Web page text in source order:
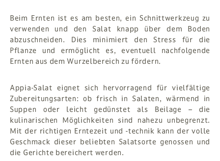
Beim Ernten ist es am besten, ein Schnittwerkzeug zu
verwenden und den Salat knapp über dem Boden
abzuschneiden. Dies minimiert den Stress für die
Pflanze und ermöglicht es, eventuell nachfolgende
Ernten aus dem Wurzelbereich zu fördern.
Appia-Salat eignet sich hervorragend für vielfältige
Zubereitungsarten: ob frisch in Salaten, wärmend in
Suppen oder leicht gedünstet als Beilage – die
kulinarischen Möglichkeiten sind nahezu unbegrenzt.
Mit der richtigen Erntezeit und -technik kann der volle
Geschmack dieser beliebten Salatsorte genossen und
die Gerichte bereichert werden.